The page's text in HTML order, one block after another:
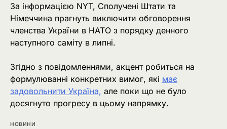
За інформацією NYT, Сполучені Штати та
Німеччина прагнуть виключити обговорення
членства України в НАТО з порядку денного
наступного саміту в липні.
Згідно з повідомленнями, акцент робиться на
формулюванні конкретних вимог, які має
задовольнити Україна, але поки що не було
досягнуто прогресу в цьому напрямку.
НОВИНИ